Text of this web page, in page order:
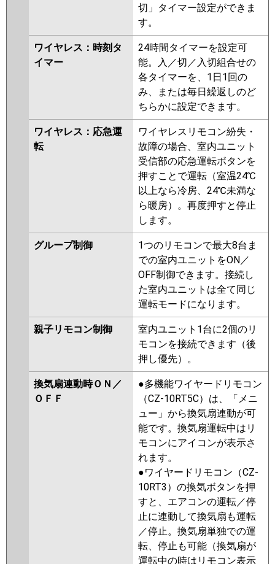
切」タイマー設定ができま
す。
ワイヤレス：時刻タ
イマー
24時間タイマーを設定可
能。入／切／入切組合せの
各タイマーを、1日1回の
み、または毎日繰返しのど
ちらかに設定できます。
ワイヤレス：応急運
転
ワイヤレスリモコン紛失・
故障の場合、室内ユニット
受信部の応急運転ボタンを
押すことで運転（室温24℃
以上なら冷房、24℃未満な
ら暖房）。再度押すと停止
します。
グループ制御
1つのリモコンで最大8台ま
での室内ユニットをON／
OFF制御できます。接続し
た室内ユニットは全て同じ
運転モードになります。
親子リモコン制御
室内ユニット1台に2個のリ
モコンを接続できます（後
押し優先）。
換気扇連動時ＯＮ／
ＯＦＦ
●多機能ワイヤードリモコン
（CZ-10RT5C）は、「メニ
ュー」から換気扇連動が可
能です。換気扇運転中はリ
モコンにアイコンが表示さ
れます。
●ワイヤードリモコン（CZ-
10RT3）の換気ボタンを押
すと、エアコンの運転／停
止に連動して換気扇も運転
／停止。換気扇単独での運
転、停止も可能（換気扇が
運転中の時はリモコン表示